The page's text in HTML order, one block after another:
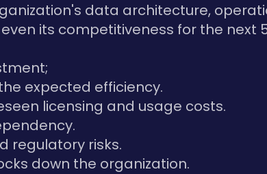
data architecture,
its competitiveness for the next
expected efficiency.
licensing and usage costs.
regulatory risks.
down the organization.